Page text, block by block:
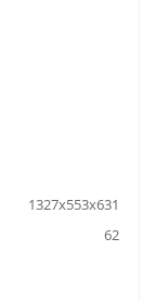
1327х553х631
62